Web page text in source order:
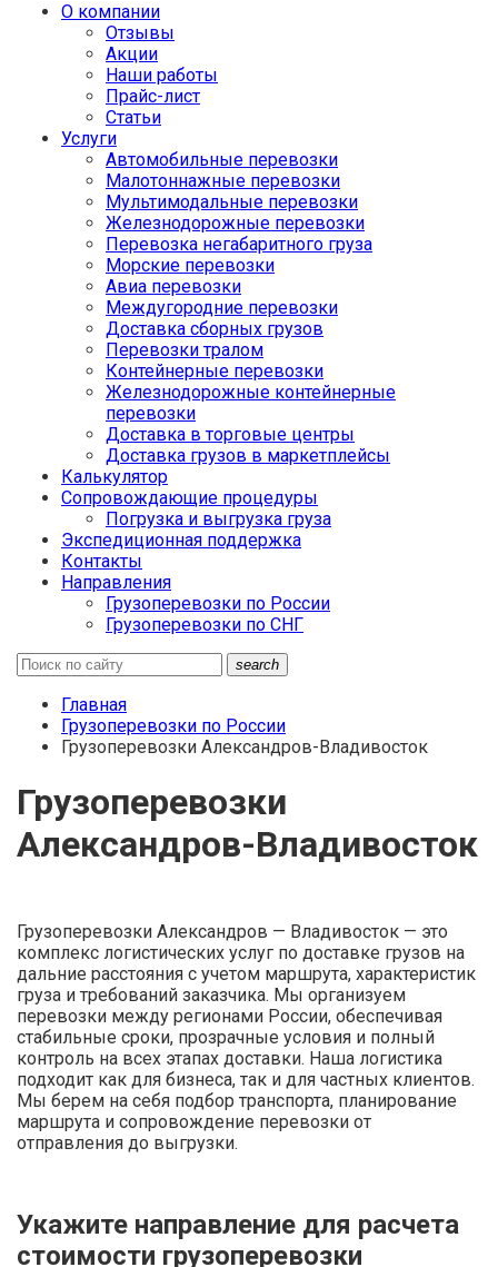
О компании
Отзывы
Акции
Наши работы
Прайс-лист
Статьи
Услуги
Автомобильные перевозки
Малотоннажные перевозки
Мультимодальные перевозки
Железнодорожные перевозки
Перевозка негабаритного груза
Морские перевозки
Авиа перевозки
Междугородние перевозки
Доставка сборных грузов
Перевозки тралом
Контейнерные перевозки
Железнодорожные контейнерные
перевозки
Доставка в торговые центры
Доставка грузов в маркетплейсы
Калькулятор
Сопровождающие процедуры
Погрузка и выгрузка груза
Экспедиционная поддержка
Контакты
Направления
Грузоперевозки по России
Грузоперевозки по СНГ
search
Главная
Грузоперевозки по России
Грузоперевозки Александров-Владивосток
Грузоперевозки
Александров-Владивосток
Грузоперевозки Александров — Владивосток — это
комплекс логистических услуг по доставке грузов на
дальние расстояния с учетом маршрута, характеристик
груза и требований заказчика. Мы организуем
перевозки между регионами России, обеспечивая
стабильные сроки, прозрачные условия и полный
контроль на всех этапах доставки. Наша логистика
подходит как для бизнеса, так и для частных клиентов.
Мы берем на себя подбор транспорта, планирование
маршрута и сопровождение перевозки от
отправления до выгрузки.
Укажите направление для расчета
стоимости грузоперевозки